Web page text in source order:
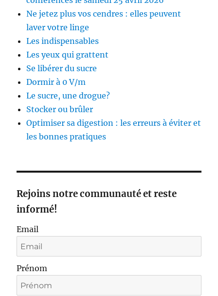
Ne jetez plus vos cendres : elles peuvent
laver votre linge
Les indispensables
Les yeux qui grattent
Se libérer du sucre
Dormir à 0 V/m
Le sucre, une drogue?
Stocker ou brûler
Optimiser sa digestion : les erreurs à éviter et
les bonnes pratiques
Rejoins notre communauté et reste
informé!
Email
Prénom